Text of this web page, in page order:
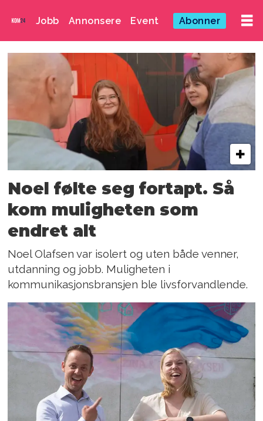
Jobb Annonsere Event Abonner
Emne:
webutvikling
Noel følte seg fortapt. Så
kom muligheten som
endret alt
Noel Olafsen var isolert og uten både venner,
utdanning og jobb. Muligheten i
kommunikasjonsbransjen ble livsforvandlende.